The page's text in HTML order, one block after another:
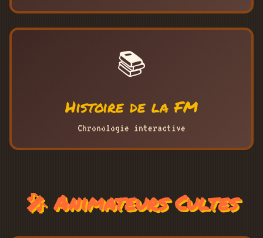
📚
Histoire de la FM
Chronologie interactive
🎤 Animateurs Cultes